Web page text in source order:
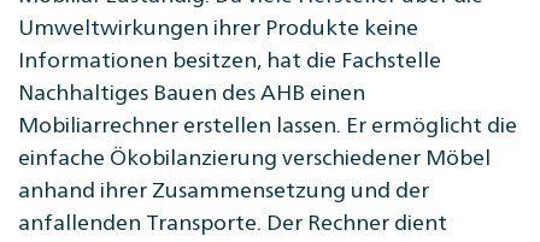
Umweltwirkungen ihrer Produkte keine
Informationen besitzen, hat die Fachstelle
Nachhaltiges Bauen des AHB einen
Mobiliarrechner erstellen lassen. Er ermöglicht die
einfache Ökobilanzierung verschiedener Möbel
anhand ihrer Zusammensetzung und der
anfallenden Transporte. Der Rechner dient